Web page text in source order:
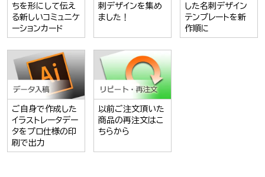
ちを形にして伝え
る新しいコミュニケ
ーションカード
刺デザインを集め
ました！
した名刺デザイン
テンプレートを新
作順に
ご自身で作成した
イラストレータデー
タをプロ仕様の印
刷で出力
以前ご注文頂いた
商品の再注文はこ
ちらから